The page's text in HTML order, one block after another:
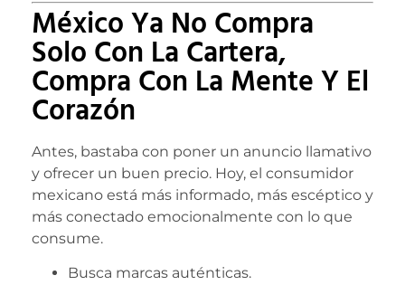
México Ya No Compra
Solo Con La Cartera,
Compra Con La Mente Y El
Corazón
Antes, bastaba con poner un anuncio llamativo
y ofrecer un buen precio. Hoy, el consumidor
mexicano está más informado, más escéptico y
más conectado emocionalmente con lo que
consume.
Busca marcas auténticas.